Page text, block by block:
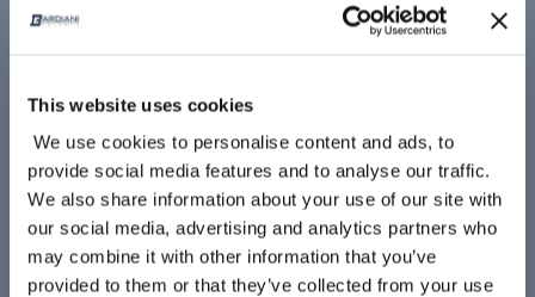
This website uses cookies
We use cookies to personalise content and ads, to
provide social media features and to analyse our traffic.
We also share information about your use of our site with
our social media, advertising and analytics partners who
may combine it with other information that you’ve
provided to them or that they’ve collected from your use